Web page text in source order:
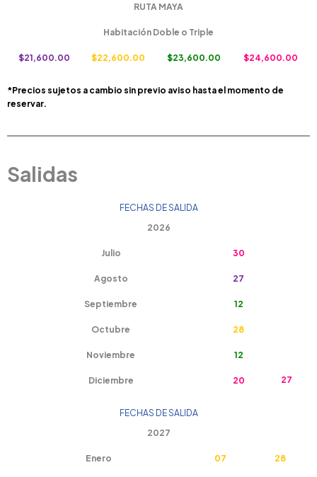
RUTA MAYA
Habitación Doble o Triple
$21,600.00 $22,600.00 $23,600.00 $24,600.00
*Precios sujetos a cambio sin previo aviso hasta el momento de
reservar.
Salidas
FECHAS DE SALIDA
2026
Julio 30
Agosto 27
Septiembre 12
Octubre 28
Noviembre 12
Diciembre 20 27
FECHAS DE SALIDA
2027
Enero 07 28